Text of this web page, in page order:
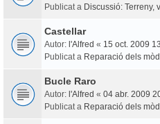
Publicat a Discussió: Terreny,
Castellar
Autor: l'Alfred « 15 oct. 2009
Publicat a Reparació dels
Bucle Raro
Autor: l'Alfred « 04 abr. 2009
Publicat a Reparació dels